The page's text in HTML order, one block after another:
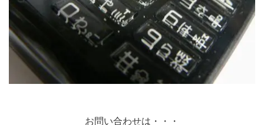
お問い合わせは・・・